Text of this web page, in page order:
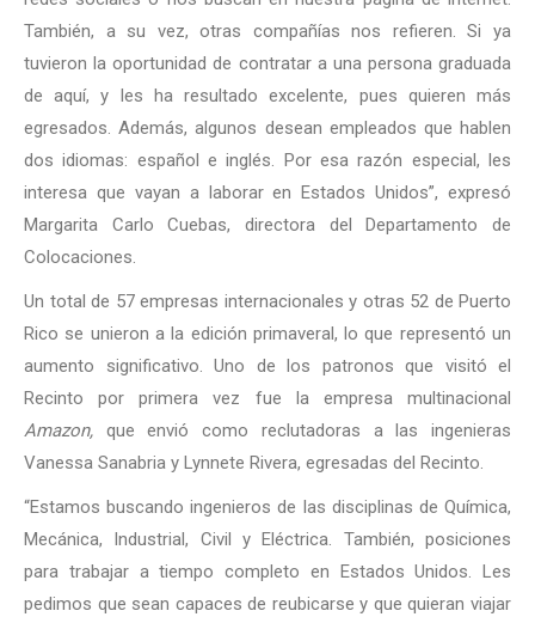
También, a su vez, otras compañías nos refieren. Si ya
tuvieron la oportunidad de contratar a una persona graduada
de aquí, y les ha resultado excelente, pues quieren más
egresados. Además, algunos desean empleados que hablen
dos idiomas: español e inglés. Por esa razón especial, les
interesa que vayan a laborar en Estados Unidos”, expresó
Margarita Carlo Cuebas, directora del Departamento de
Colocaciones.
Un total de 57 empresas internacionales y otras 52 de Puerto
Rico se unieron a la edición primaveral, lo que representó un
aumento significativo. Uno de los patronos que visitó el
Recinto por primera vez fue la empresa multinacional
Amazon, que envió como reclutadoras a las ingenieras
Vanessa Sanabria y Lynnete Rivera, egresadas del Recinto.
“Estamos buscando ingenieros de las disciplinas de Química,
Mecánica, Industrial, Civil y Eléctrica. También, posiciones
para trabajar a tiempo completo en Estados Unidos. Les
pedimos que sean capaces de reubicarse y que quieran viajar